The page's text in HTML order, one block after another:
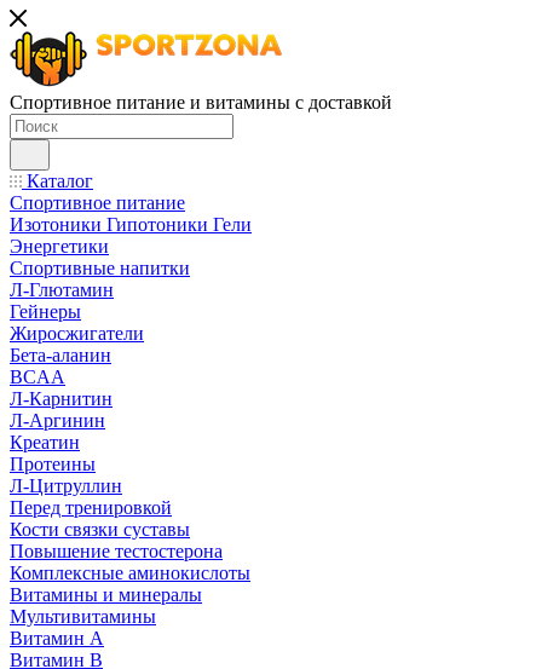
Спортивное питание и витамины с доставкой
Каталог
Спортивное питание
Изотоники Гипотоники Гели
Энергетики
Спортивные напитки
Л-Глютамин
Гейнеры
Жиросжигатели
Бета-аланин
BCAA
Л-Карнитин
Л-Аргинин
Креатин
Протеины
Л-Цитруллин
Перед тренировкой
Кости связки суставы
Повышение тестостерона
Комплексные аминокислоты
Витамины и минералы
Мультивитамины
Витамин A
Витамин B